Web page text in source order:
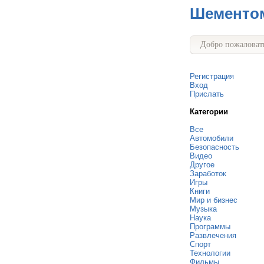
Добро
Регистрация
Вход
Прислать
Категории
Все
Автомобили
Безопасность
Видео
Другое
Заработок
Игры
Книги
Мир и бизнес
Музыка
Наука
Программы
Развлечения
Спорт
Технологии
Фильмы